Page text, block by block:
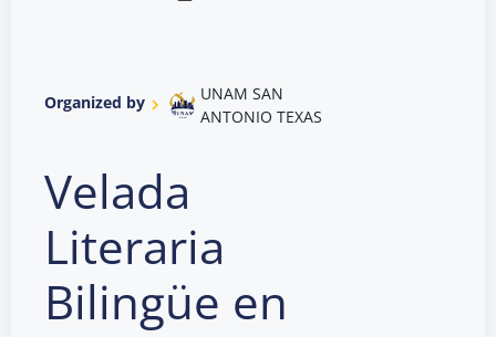
Organized by
UNAM SAN
ANTONIO TEXAS
Velada
Literaria
Bilingüe en